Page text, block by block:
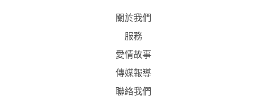
關於我們
服務
愛情故事
傳媒報導
聯絡我們